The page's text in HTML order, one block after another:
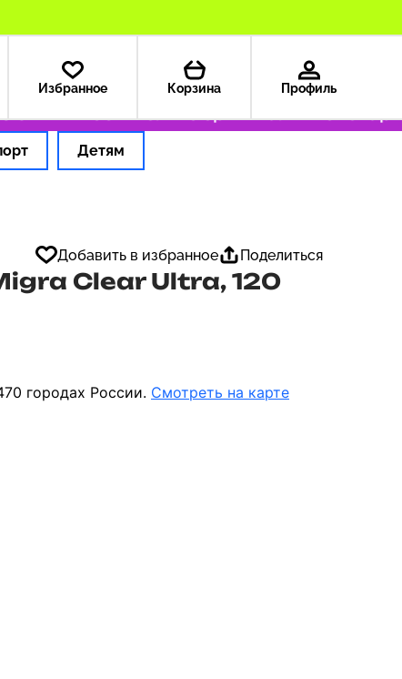
Избранное Корзина Профиль
— 199 ₽ Только оригинальные товары
Детям
Добавить в избранное Поделиться
Clear Ultra, 120
городах России. Смотреть на карте